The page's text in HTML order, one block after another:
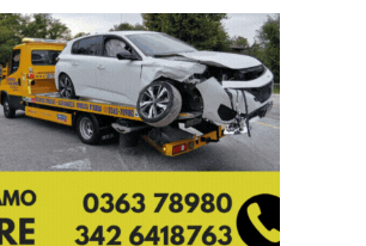
Vergonzana - Nottata al top